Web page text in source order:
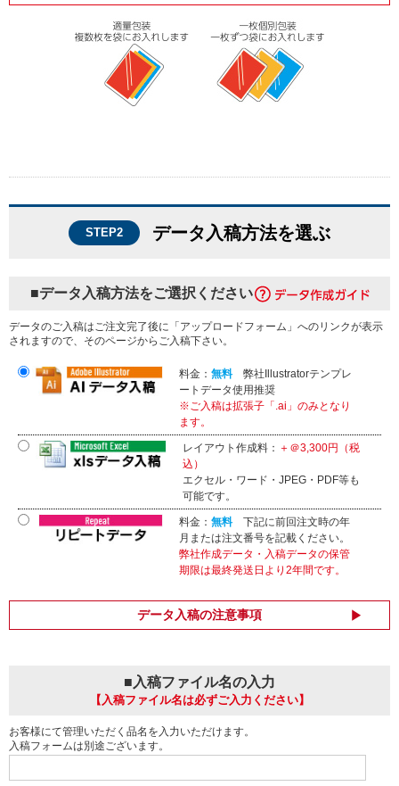
STEP2 データ入稿方法を選ぶ
■データ入稿方法をご選択ください
データのご入稿はご注文完了後に「アップロードフォーム」へのリンクが表示
されますので、そのページからご入稿下さい。
料金：無料 弊社Illustratorテンプレ
ートデータ使用推奨
※ご入稿は拡張子「.ai」のみとなり
ます。
レイアウト作成料： ＋＠3,300円（税
込）
エクセル・ワード・JPEG・PDF等も
可能です。
料金：無料 下記に前回注文時の年
月または注文番号を記載ください。
弊社作成データ・入稿データの保管
期限は最終発送日より2年間です。
データ入稿の注意事項
■入稿ファイル名の入力
【入稿ファイル名は必ずご入力ください】
お客様にて管理いただく品名を入力いただけます。
入稿フォームは別途ございます。